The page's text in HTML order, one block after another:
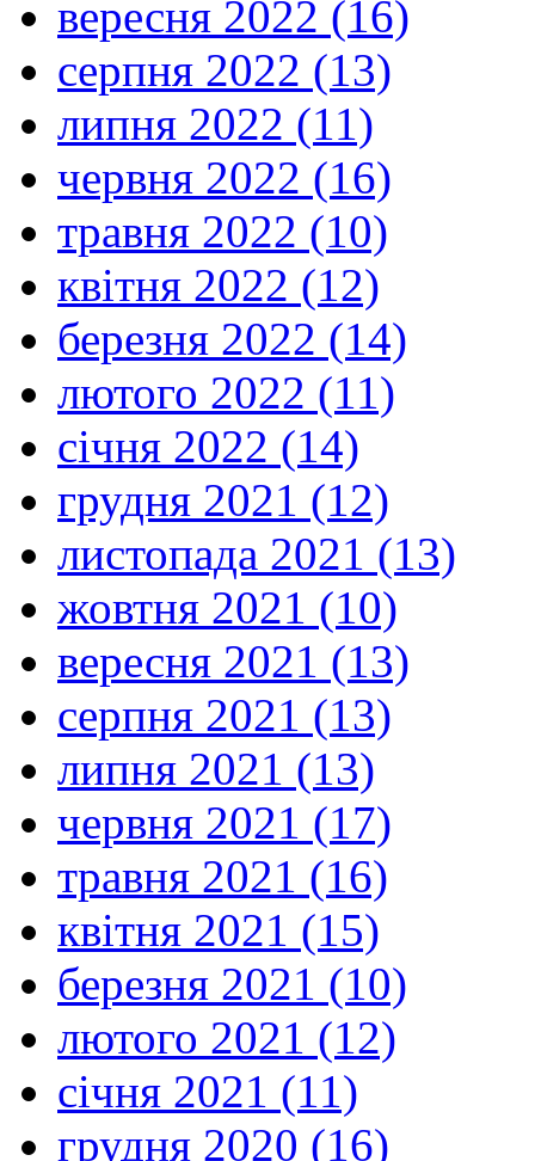
вересня 2022 (16)
серпня 2022 (13)
липня 2022 (11)
червня 2022 (16)
травня 2022 (10)
квітня 2022 (12)
березня 2022 (14)
лютого 2022 (11)
січня 2022 (14)
грудня 2021 (12)
листопада 2021 (13)
жовтня 2021 (10)
вересня 2021 (13)
серпня 2021 (13)
липня 2021 (13)
червня 2021 (17)
травня 2021 (16)
квітня 2021 (15)
березня 2021 (10)
лютого 2021 (12)
січня 2021 (11)
грудня 2020 (16)